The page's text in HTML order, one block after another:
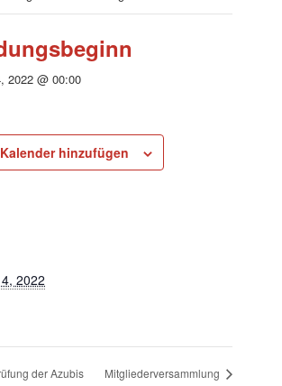
2022 @ 00:00
hinzufügen
2022
der Azubis Mitgliederversammlung